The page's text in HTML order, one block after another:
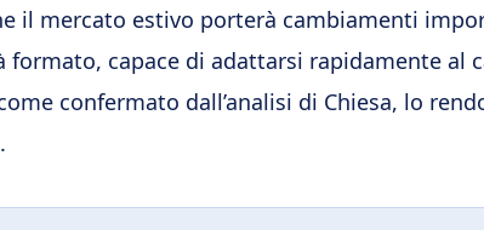
il mercato estivo porterà cambiamenti
capace di adattarsi rapidamente al
confermato dall’analisi di Chiesa, lo